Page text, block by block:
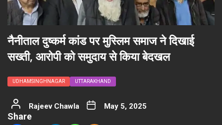
नैनीताल दुष्कर्म कांड पर मुस्लिम समाज ने दिखाई
सख्ती, आरोपी को समुदाय से किया बेदखल
UDHAMSINGHNAGAR UTTARAKHAND
Rajeev Chawla May 5, 2025
Share